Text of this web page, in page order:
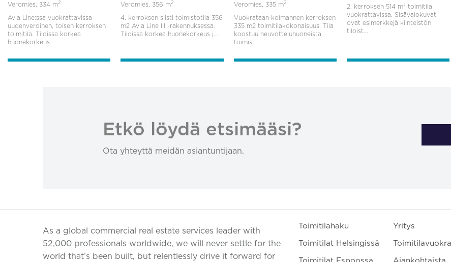
Veromies, 334 m2
Avia Line:ssa vuokrattavissa
uudenveroinen, toisen kerroksen
toimitila. Tiloissa korkea
huonekorkeus...
Veromies, 356 m2
4. kerroksen siisti toimistotila 356
m2 Avia Line III -rakennuksessa.
Tiloissa korkea huonekorkeus j...
Veromies,
335 m2
Vuokrataan kolmannen kerroksen
335 m2 toimitilakokonaisuus. Tila
koostuu neuvotteluhuoneista,
toimis...
2. kerroksen 514 m² toimitila
vuokrattavissa. Sisävalokuvat
ovat esimerkkejä kiinteistön
tiloist...
Etkö löydä etsimääsi?
Ota yhteyttä meidän asiantuntijaan.
As a global commercial real estate services leader with
52,000 professionals worldwide, we will never settle for the
world that’s been built, but relentlessly drive it forward for
Toimitilahaku
Toimitilat Helsingissä
Yritys